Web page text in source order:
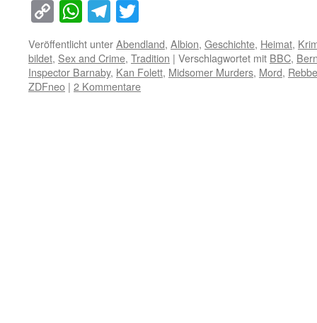
Copy
Link
WhatsApp
Telegram
Veröffentlicht unterAbendland, Albion, Geschichte, Heimat,
bildet, Sex and Crime, Tradition | Verschlagwortet mit BBC,
Inspector Barnaby, Kan Folett, Midsomer Murders, Mord,
ZDFneo | 2 Kommentare